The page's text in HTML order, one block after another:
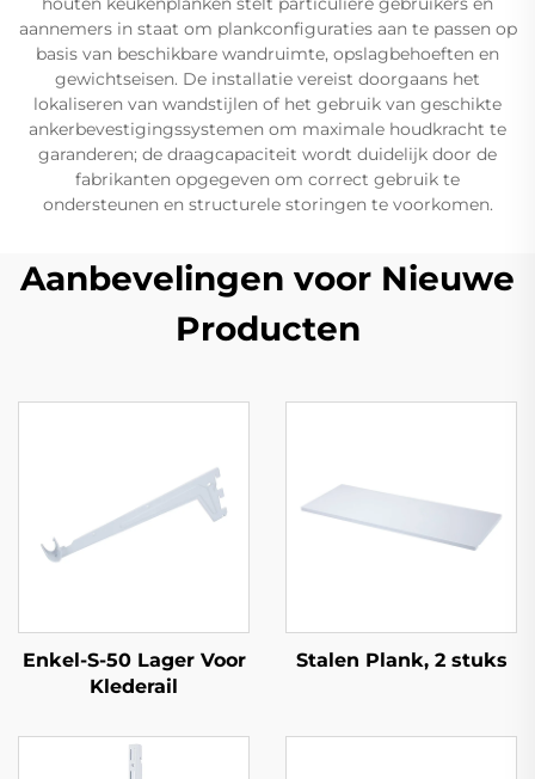
aannemers in staat om plankconfiguraties aan te passen op
basis van beschikbare wandruimte, opslagbehoeften en
gewichtseisen. De installatie vereist doorgaans het
lokaliseren van wandstijlen of het gebruik van geschikte
ankerbevestigingssystemen om maximale houdkracht te
garanderen; de draagcapaciteit wordt duidelijk door de
fabrikanten opgegeven om correct gebruik te
ondersteunen en structurele storingen te voorkomen.
Aanbevelingen voor Nieuwe
Producten
Enkel-S-50 Lager Voor
Klederail
Stalen Plank, 2 stuks